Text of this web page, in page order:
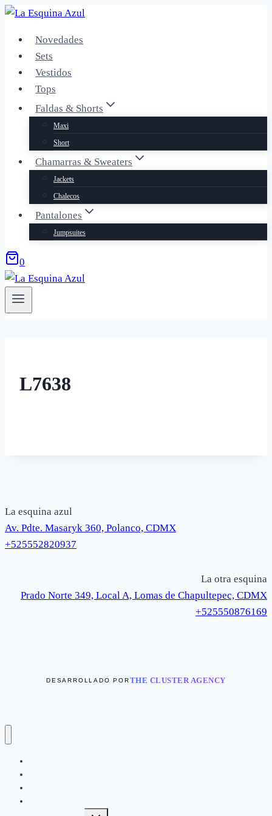
Saltar
contenidoNovedades
Sets
Vestidos
Tops
Faldas & Shorts
Maxi
Short
Chamarras & Sweaters
Jackets
Chalecos
Pantalones
Jumpsuites
0
L7638
La esquina azul
Av. Pdte. Masaryk 360, Polanco, CDMX
+525552820937
La otra esquina
Prado Norte 349, Local A, Lomas de Chapultepec, CDMX
+525550876169
DESARROLLADO PORTHE CLUSTER AGENCY
Alternar